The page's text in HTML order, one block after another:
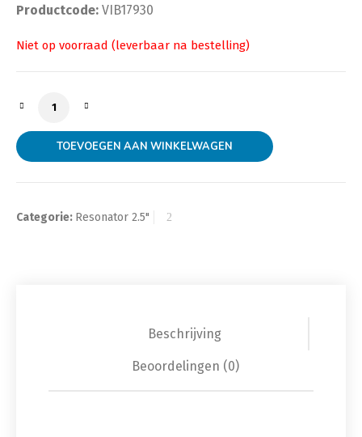
Productcode: VIB17930
Uitlaat Resonator demper Vibrant 2.5" inlet/outlet x
TOEVOEGEN AAN WINKELWAGEN
Categorie: Resonator 2.5"
Beschrijving
Beoordelingen (0)